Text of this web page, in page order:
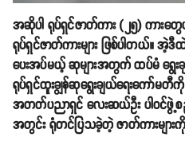
အဆိုပါ ရုပ်ရှင်ဇာတ်ကား (၂၅) ကာ
ရုပ်ရှင်ဇာတ်ကားများ ဖြစ်ပါတယ်။
ပေးအပ်မယ့် ဆုများအတွက် ထပ်မံ ရွေ
ရုပ်ရှင်ထူးချွန်ဆုရွေးချယ်ရေးကော်မတီ
အတတ်ပညာရှင် လေးဆယ်ဦး ပါဝင်ဖွဲ့စ
အတွင်း ရုံတင်ပြသခဲ့တဲ့ ဇာတ်ကားမျ